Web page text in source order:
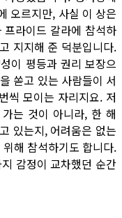
오르지만, 사실 이 상은
프라이드 갈라에 참석하
지지해 준 덕분입니다.
이 평등과 권리 보장으
쏟고 있는 사람들이 서
씩 모이는 자리지요. 저
는 것이 아니라, 한 해
있는지, 어려움은 없는
해 참석하기도 합니다.
감정이 교차했던 순간